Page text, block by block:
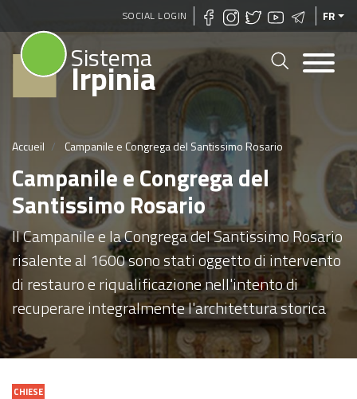
Aller
au
contenu
principal
SOCIAL LOGIN FR
Sistema
Irpinia
Accueil Campanile e Congrega del Santissimo Rosario
Campanile e Congrega del
Santissimo Rosario
Il Campanile e la Congrega del Santissimo Rosario
risalente al 1600 sono stati oggetto di intervento
di restauro e riqualificazione nell'intento di
recuperare integralmente l'architettura storica
CHIESE